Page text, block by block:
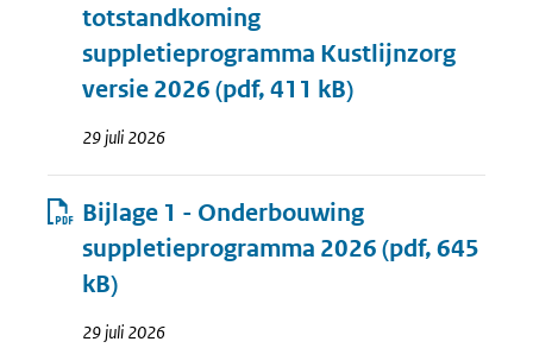
totstandkoming
suppletieprogramma Kustlijnzorg
versie 2026 (pdf, 411 kB)
29 juli 2026
Bijlage 1 - Onderbouwing
suppletieprogramma 2026 (pdf, 645
kB)
29 juli 2026